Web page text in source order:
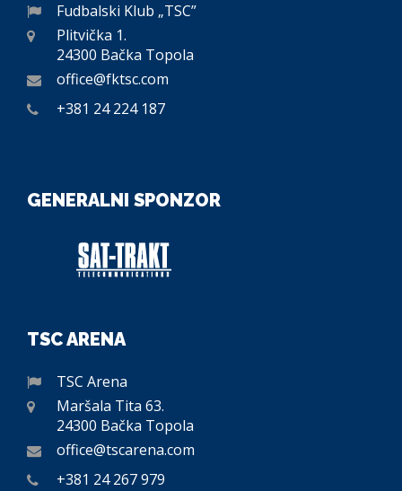
Fudbalski Klub „TSC”
Plitvička 1.
24300 Bačka Topola
office@fktsc.com
+381 24 224 187
GENERALNI SPONZOR
TSC ARENA
TSC Arena
Maršala Tita 63.
24300 Bačka Topola
office@tscarena.com
+381 24 267 979